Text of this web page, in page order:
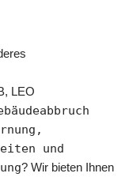
LEO
und
? Wir bieten Ihnen